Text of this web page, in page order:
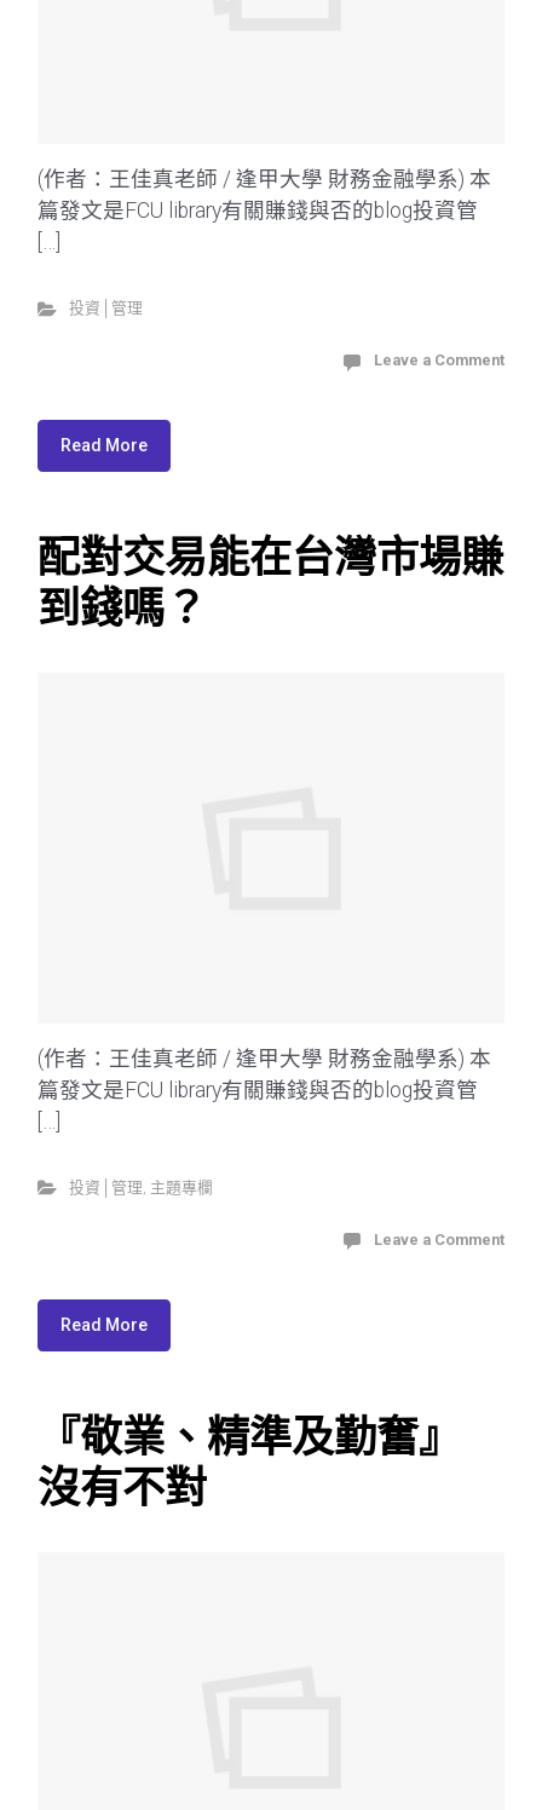
(作者：王佳真老師 / 逢甲大學 財務金融學系) 本
篇發文是FCU library有關賺錢與否的blog投資管
[…]
投資│管理
Leave a Comment
Read More
配對交易能在台灣市場賺
到錢嗎？
(作者：王佳真老師 / 逢甲大學 財務金融學系) 本
篇發文是FCU library有關賺錢與否的blog投資管
投資│管理 主題專欄
Leave a Comment
Read More
『敬業、精準及勤奮』
沒有不對